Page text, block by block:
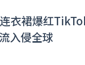
衣裙爆红
入侵全球